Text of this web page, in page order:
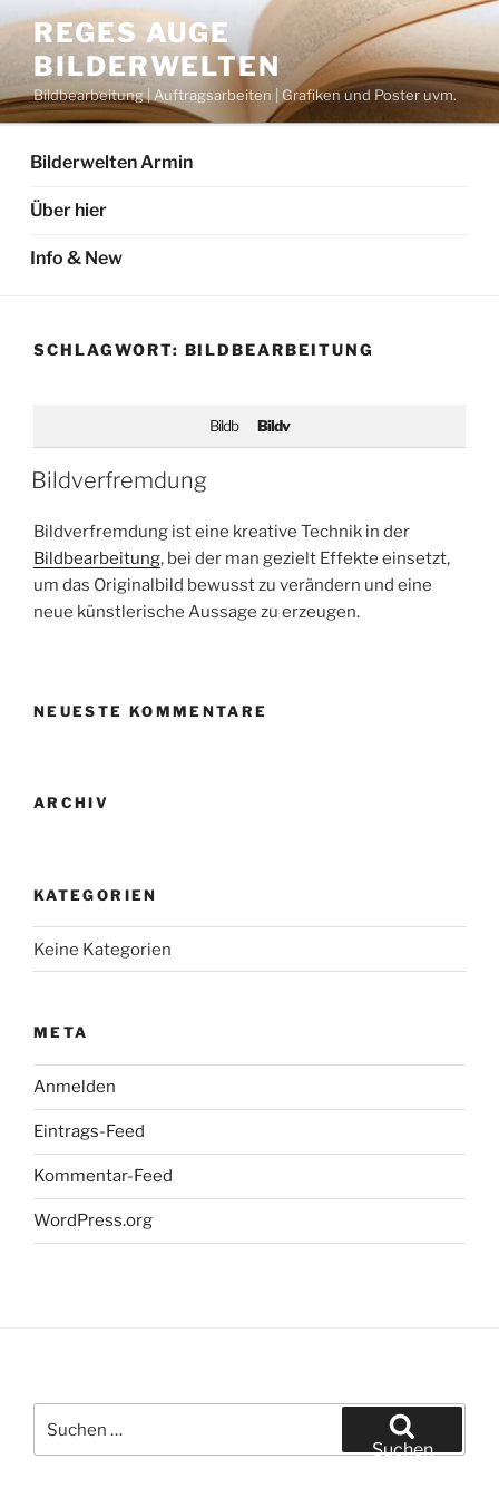
Inhalt
springen
REGES AUGE
BILDERWELTEN
Bildbearbeitung | Auftragsarbeiten | Grafiken und Poster uvm.
Bilderwelten Armin
Über hier
Info & New
SCHLAGWORT: BILDBEARBEITUNG
Bildb Bildv
Bildverfremdung
Bildverfremdung ist eine kreative Technik in der
Bildbearbeitung, bei der man gezielt Effekte einsetzt,
um das Originalbild bewusst zu verändern und eine
neue künstlerische Aussage zu erzeugen.
NEUESTE KOMMENTARE
ARCHIV
KATEGORIEN
Keine Kategorien
META
Anmelden
Eintrags-Feed
Kommentar-Feed
WordPress.org
nach:
Suchen